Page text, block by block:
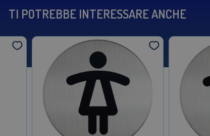
TI POTREBBE INTERESSARE ANCHE